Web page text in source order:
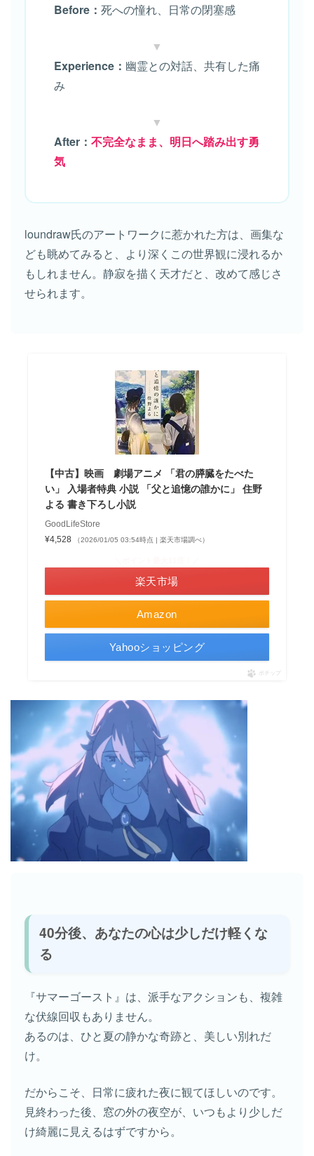
Before： 死への憧れ、日常の閉塞感
▼
Experience： 幽霊との対話、共有した痛
み
▼
After： 不完全なまま、明日へ踏み出す勇
気
loundraw氏のアートワークに惹かれた方は、画集な
ども眺めてみると、より深くこの世界観に浸れるか
もしれません。静寂を描く天才だと、改めて感じさ
せられます。
【中古】映画 劇場アニメ 「君の膵臓をたべた
い」 入場者特典 小説 「父と追憶の誰かに」 住野
よる 書き下ろし小説
GoodLifeStore
¥4,528
（2026/01/05 03:54時点 | 楽天市場調べ）
Amazon
楽天市場
Yahooショッピング
ポチップ
40分後、あなたの心は少しだけ軽くな
る
『サマーゴースト』は、派手なアクションも、複雑
な伏線回収もありません。
あるのは、ひと夏の静かな奇跡と、美しい別れだ
け。
だからこそ、日常に疲れた夜に観てほしいのです。
見終わった後、窓の外の夜空が、いつもより少しだ
け綺麗に見えるはずですから。